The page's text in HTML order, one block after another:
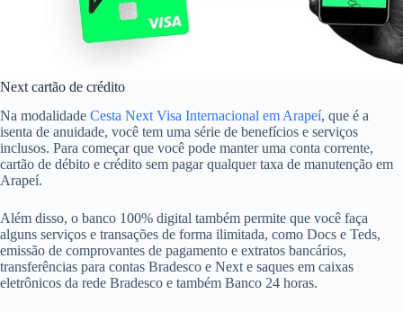
Next cartão de crédito
Na modalidade Cesta Next Visa Internacional em Arapeí, que é a
isenta de anuidade, você tem uma série de benefícios e serviços
inclusos. Para começar que você pode manter uma conta corrente,
cartão de débito e crédito sem pagar qualquer taxa de manutenção em
Arapeí.
Além disso, o banco 100% digital também permite que você faça
alguns serviços e transações de forma ilimitada, como Docs e Teds,
emissão de comprovantes de pagamento e extratos bancários,
transferências para contas Bradesco e Next e saques em caixas
eletrônicos da rede Bradesco e também Banco 24 horas.